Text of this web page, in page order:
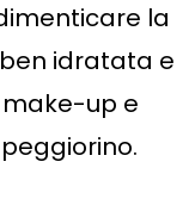
la
idratata e
up e